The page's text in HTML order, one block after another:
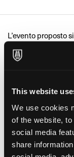
This website
We use cookies
of the website,
social media
share
L’evento proposto
Comunale e delle
MUSE, Museo
primaria. Proprio
avuto per lo
Mele, nel 1997 è
all’interno di
all’insegna di arte
in un viaggio